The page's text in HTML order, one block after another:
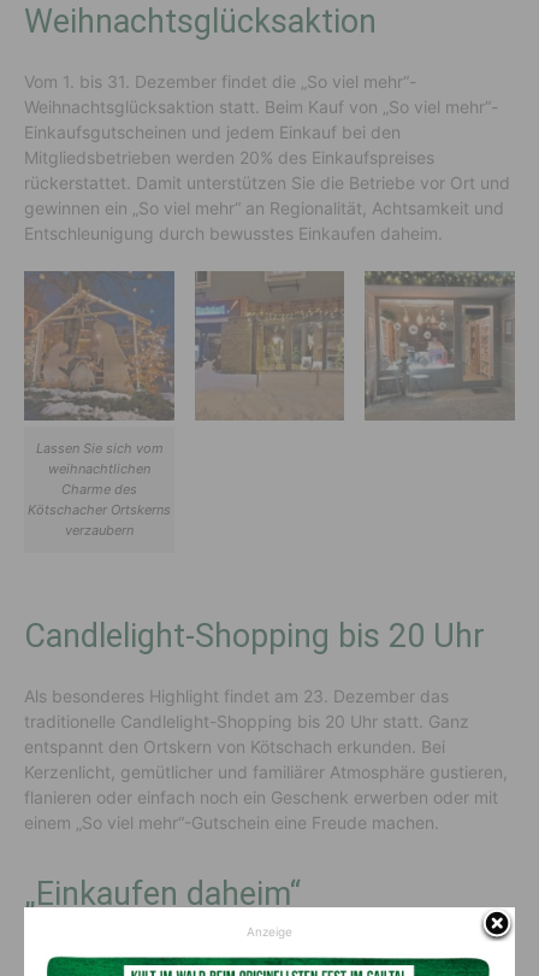
Weihnachtsglücksaktion
Vom 1. bis 31. Dezember findet die „So viel mehr“-
Weihnachtsglücksaktion statt. Beim Kauf von „So viel mehr“-
Einkaufsgutscheinen und jedem Einkauf bei den
Mitgliedsbetrieben werden 20% des Einkaufspreises
rückerstattet. Damit unterstützen Sie die Betriebe vor Ort und
gewinnen ein „So viel mehr“ an Regionalität, Achtsamkeit und
Entschleunigung durch bewusstes Einkaufen daheim.
Lassen Sie sich vom
weihnachtlichen
Charme des
Kötschacher Ortskerns
verzaubern
Candlelight-Shopping bis 20 Uhr
Als besonderes Highlight findet am 23. Dezember das
traditionelle Candlelight-Shopping bis 20 Uhr statt. Ganz
entspannt den Ortskern von Kötschach erkunden. Bei
Kerzenlicht, gemütlicher und familiärer Atmosphäre gustieren,
flanieren oder einfach noch ein Geschenk erwerben oder mit
einem „So viel mehr“-Gutschein eine Freude machen.
„Einkaufen daheim“
Bei dieser Gelegenheit bedanken sich die Betriebe von
Anzeige